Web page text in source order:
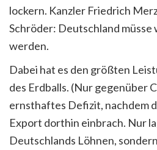
lockern. Kanzler Friedrich
Schröder: Deutschland
werden.
Dabei hat es den größten
des Erdballs. (Nur gegenüber
ernsthaftes Defizit, nachdem
Export dorthin einbrach. Nur
Deutschlands Löhnen,